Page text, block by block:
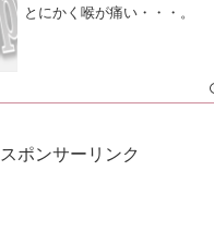
とにかく喉が痛い・・・。
スポンサーリンク